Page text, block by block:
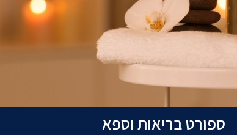
ספורט בריאות וספא